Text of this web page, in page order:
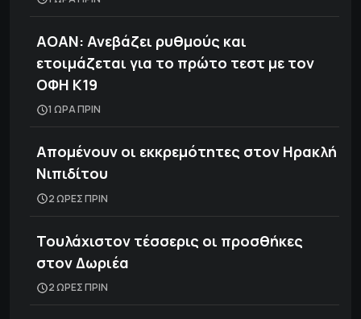
ΑΟΑΝ: Ανεβάζει ρυθμούς και
ετοιμάζεται για το πρώτο τεστ με τον
ΟΦΗ Κ19
1 ΩΡΑ ΠΡΙΝ
Απομένουν οι εκκρεμότητες στον Ηρακλή
Νιπιδίτου
2 ΩΡΕΣ ΠΡΙΝ
Τουλάχιστον τέσσερις οι προσθήκες
στον Δωριέα
2 ΩΡΕΣ ΠΡΙΝ